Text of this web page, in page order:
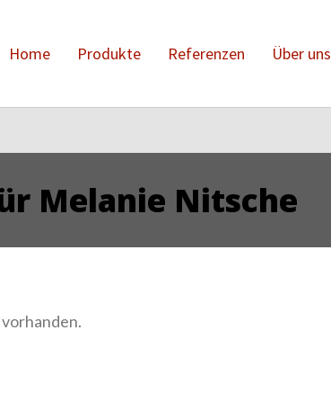
Home Produkte Referenzen Über uns
Melanie Nitsche